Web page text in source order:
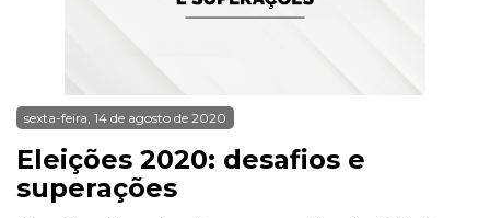
sexta-feira, 14 de agosto de 2020
Eleições 2020: desafios e
superações